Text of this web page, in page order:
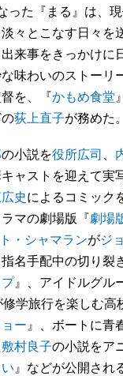
った『まる』は、
々とこなす日々を
出来事をきっかけ
味わいのストーリ
を、『かもめ食堂
荻上直子が務めた。
の小説を役所広司、
ャストを迎えて実
史によるコミック
マの劇場版『劇場
・シャマランがジ
名手配中の切り裂
』、アイドルグル
学旅行を楽しむ高
ー』、ボートに青
敷村良子の小説をア
』などが公開され